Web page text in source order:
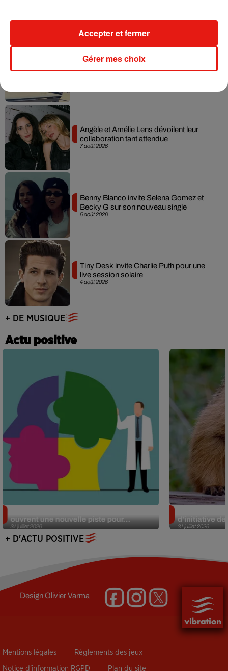
Tayc et Didi B dévoilent le single le plus
dansant de l’année
7 août 2026
Angèle et Amélie Lens dévoilent leur
collaboration tant attendue
5 août 2026
Benny Blanco invite Selena Gomez et
Becky G sur son nouveau single
4 août 2026
Tiny Desk invite Charlie Puth pour une
live session solaire
+ DE MUSIQUE
Actu positive
31 juillet 2026
ouvrent une nouvelle piste pour...
31 juillet 2026
d’initiative
+ D'ACTU POSITIVE
DesignOlivier Varma
Mentions légales Règlements des jeux
Notice d’information RGPD Plan du site
Gérer mes choix
Accepter et fermer